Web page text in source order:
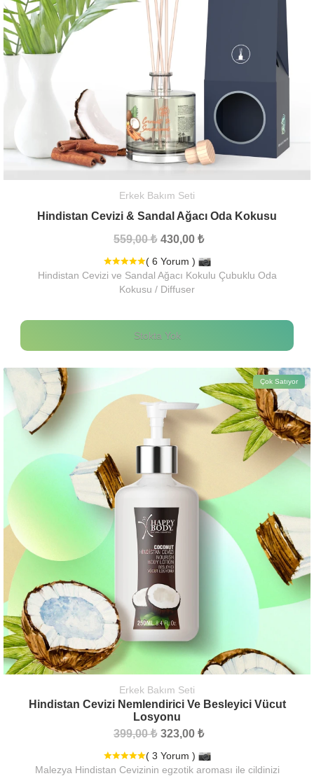
Erkek Bakım Seti
Hindistan Cevizi & Sandal Ağacı Oda Kokusu
559,00 ₺ 430,00 ₺
( 6 Yorum )
Hindistan Cevizi ve Sandal Ağacı Kokulu Çubuklu Oda
Kokusu / Diffuser
Stokta Yok
Çok Satıyor
Erkek Bakım Seti
Hindistan Cevizi Nemlendirici Ve Besleyici Vücut
Losyonu
399,00 ₺ 323,00 ₺
( 3 Yorum )
Malezya Hindistan Cevizinin egzotik aroması ile cildinizi